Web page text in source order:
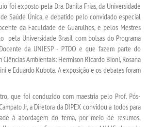
1
foi exposto pela Dra. Danila Frias, da Universidade
Saúde Única, e debatido pelo convidado especial
da Faculdade de Guarulhos, e pelos Mestres
pela Universidade Brasil com bolsas do Programa
da UNIESP - PTDO e que fazem parte do
Ciências Ambientais: Hermison Ricardo Bioni, Rosana
e Eduardo Kubota. A exposição e os debates foram
que foi conduzido com maestria pelo Prof. Pós-
Jr, a Diretora da DIPEX convidou a todos para
à abordagem do tema, por meio de resumos,